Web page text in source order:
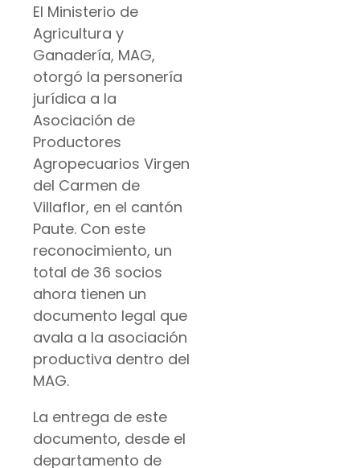
El Ministerio de
Agricultura y
Ganadería, MAG,
otorgó la personería
jurídica a la
Asociación de
Productores
Agropecuarios Virgen
del Carmen de
Villaflor, en el cantón
Paute. Con este
reconocimiento, un
total de 36 socios
ahora tienen un
documento legal que
avala a la asociación
productiva dentro del
MAG.
La entrega de este
documento, desde el
departamento de